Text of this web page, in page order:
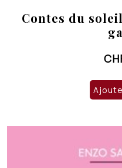
Contes du